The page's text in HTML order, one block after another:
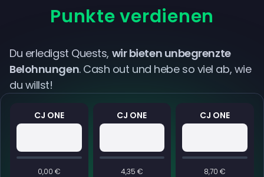
CJ ONE
0,00 €
CJ ONE
4,35 €
CJ ONE
8,70 €
Punkte verdienen
Du erledigst Quests, wir bieten unbegrenzte
Belohnungen. Cash out und hebe so viel ab, wie
du willst!